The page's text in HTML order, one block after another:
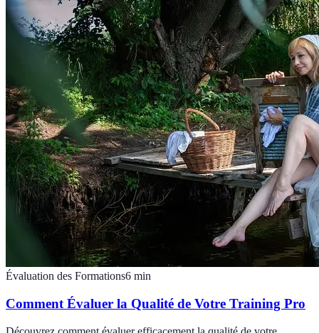
Évaluation des Formations6 min
Comment Évaluer la Qualité de Votre Training Pro